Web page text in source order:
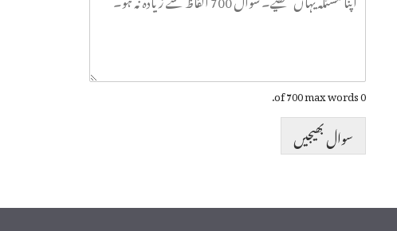
0 of 700 max words.
سوال بھیجیں